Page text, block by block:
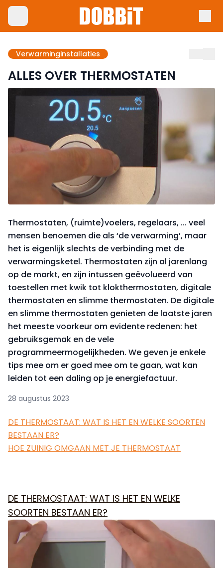
Verwarminginstallaties
ALLES OVER THERMOSTATEN
Thermostaten, (ruimte)voelers, regelaars, ... veel
mensen benoemen die als ‘de verwarming’, maar
het is eigenlijk slechts de verbinding met de
verwarmingsketel. Thermostaten zijn al jarenlang
op de markt, en zijn intussen geëvolueerd van
toestellen met kwik tot klokthermostaten, digitale
thermostaten en slimme thermostaten. De digitale
en slimme thermostaten genieten de laatste jaren
het meeste voorkeur om evidente redenen: het
gebruiksgemak en de vele
programmeermogelijkheden. We geven je enkele
tips mee om er goed mee om te gaan, wat kan
leiden tot een daling op je energiefactuur.
28 augustus 2023
DE THERMOSTAAT: WAT IS HET EN WELKE SOORTEN
BESTAAN ER?
HOE ZUINIG OMGAAN MET JE THERMOSTAAT
DE THERMOSTAAT: WAT IS HET EN WELKE
SOORTEN BESTAAN ER?